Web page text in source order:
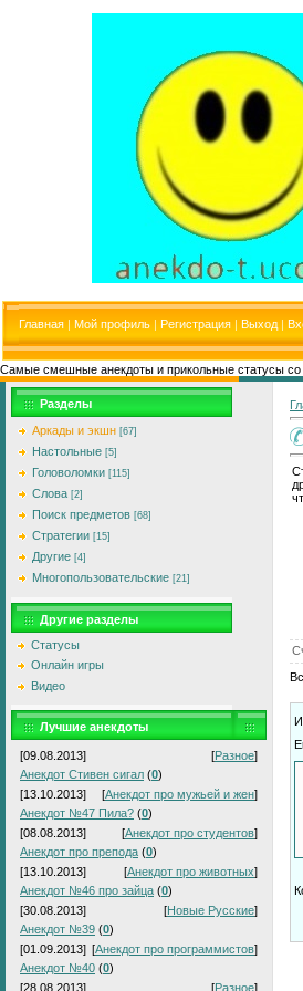
Главная | Мой профиль | Регистрация | Выход |
Самые смешные анекдоты и прикольные статусы со
Разделы
Аркады и экшн [67]
Настольные [5]
Головоломки [115]
Слова [2]
Поиск предметов [68]
Стратегии [15]
Другие [4]
Многопользовательские [21]
Другие разделы
Статусы
Онлайн игры
Видео
Лучшие анекдоты
[09.08.2013] [Разное]
Анекдот Стивен сигал (0)
[13.10.2013]
[Анекдот про мужьей и жен]
Анекдот №47 Пила? (0)
[08.08.2013]
[Анекдот про студентов]
Анекдот про препода (0)
[13.10.2013]
[Анекдот про животных]
Анекдот №46 про зайца (0)
[30.08.2013]
[Новые Русские]
Анекдот №39 (0)
[01.09.2013] [Анекдот про программистов]
Анекдот №40 (0)
[28.08.2013]
[Разное]